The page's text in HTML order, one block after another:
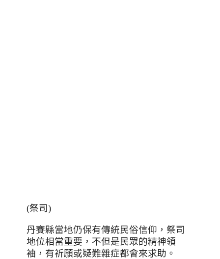
(祭司)
丹賽縣當地仍保有傳統民俗信仰，祭司
地位相當重要，不但是民眾的精神領
袖，有祈願或疑難雜症都會來求助。